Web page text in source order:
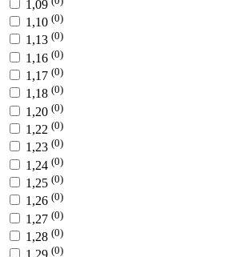
1,09
1,10 (0)
1,13 (0)
1,16 (0)
1,17 (0)
1,18 (0)
1,20 (0)
1,22 (0)
1,23 (0)
1,24 (0)
1,25 (0)
1,26 (0)
1,27 (0)
1,28 (0)
(0)